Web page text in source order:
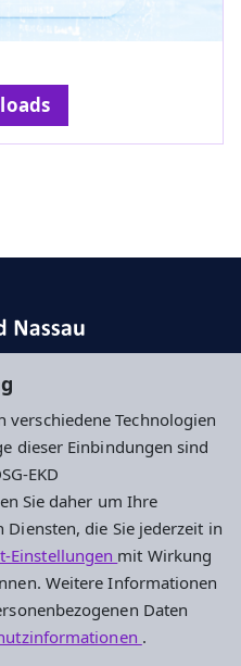
verschiedene Technologien
dieser Einbindungen sind
EKD
Sie daher um Ihre
die Sie jederzeit in
Einstellungen mit Wirkung
Weitere Informationen
Daten
.